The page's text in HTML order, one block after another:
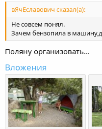
вЯчЕславович сказал(а):
Не совсем понял.
Зачем бензопила в
Поляну организовать...
Вложения